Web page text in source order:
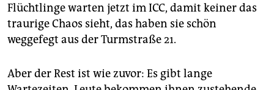
Flüchtlinge warten jetzt im ICC, damit keiner das
traurige Chaos sieht, das haben sie schön
weggefegt aus der Turmstraße 21.
Aber der Rest ist wie zuvor: Es gibt lange